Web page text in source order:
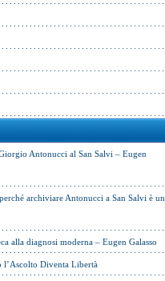
Antonucci al San Salvi – Eugen
archiviare Antonucci a San Salvi è un
alla diagnosi moderna – Eugen Galasso
l’Ascolto Diventa Libertà